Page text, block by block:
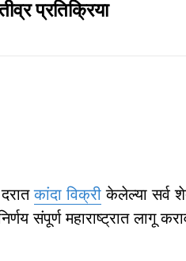
प्रतिक्रिया
दरातकांदा विक्री केलेल्या सर्व
संपूर्ण महाराष्ट्रात लागू